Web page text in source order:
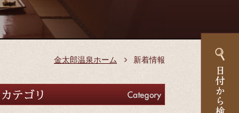
金太郎温泉ホーム 新着情報